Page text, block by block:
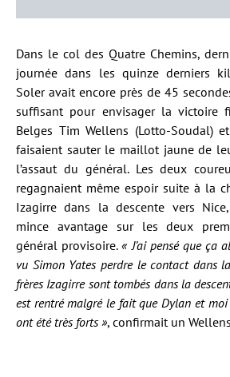
Dans le col des Quatre Chemins,
journée dans les quinze derniers
Soler avait encore près de 45
suffisant pour envisager la victoire
Belges Tim Wellens (Lotto-Soudal)
faisaient sauter le maillot jaune de
l’assaut du général. Les deux
regagnaient même espoir suite à la
Izagirre dans la descente vers
mince avantage sur les deux
général provisoire.« J’ai pensé que ça
vu Simon Yates perdre le contact dans
frères Izagirre sont tombés dans la
est rentré malgré le fait que Dylan et
ont été très forts », confirmait un